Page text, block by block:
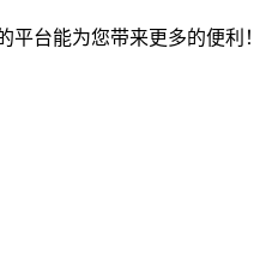
台能为您带来更多的便利！